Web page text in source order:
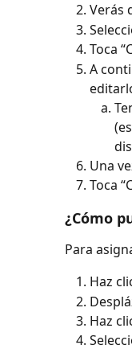
Verás
Toca
A
Una
Toca
¿Cómo
Para
Haz
Haz